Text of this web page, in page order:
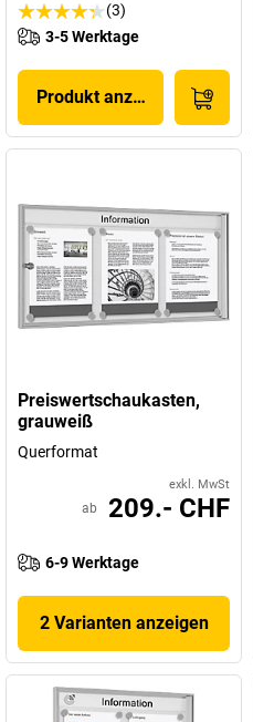
(3)
3-5 Werktage
Produkt anzeigen
Preiswertschaukasten,
grauweiß
Querformat
exkl. MwSt
ab 209.- CHF
6-9 Werktage
2 Varianten anzeigen